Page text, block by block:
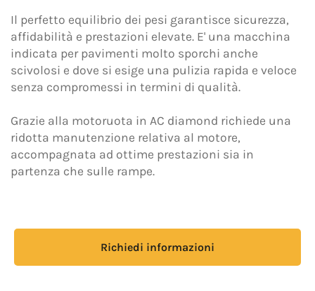
Il perfetto equilibrio dei pesi garantisce sicurezza,
affidabilità e prestazioni elevate. E' una macchina
indicata per pavimenti molto sporchi anche
scivolosi e dove si esige una pulizia rapida e veloce
senza compromessi in termini di qualità.
Grazie alla motoruota in AC diamond richiede una
ridotta manutenzione relativa al motore,
accompagnata ad ottime prestazioni sia in
partenza che sulle rampe.
Richiedi informazioni
Questo sito è protetto da reCAPTCHA e applica la
Privacy Policye iTermini del servizio di Google.